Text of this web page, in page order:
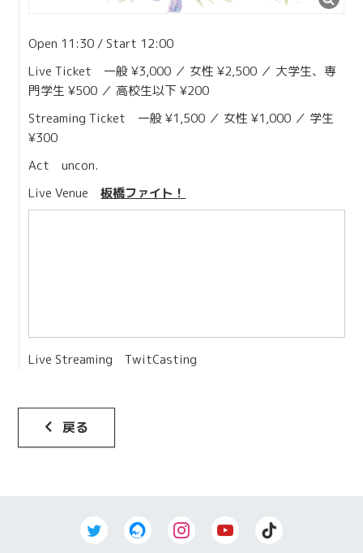
Open 11:30 / Start 12:00
Live Ticket 一般 ¥3,000 ／ 女性 ¥2,500 ／ 大学生、専
門学生 ¥500 ／ 高校生以下 ¥200
Streaming Ticket 一般 ¥1,500 ／ 女性 ¥1,000 ／ 学生
¥300
Act uncon.
Live Venue板橋ファイト！
Live StreamingTwitCasting
戻る